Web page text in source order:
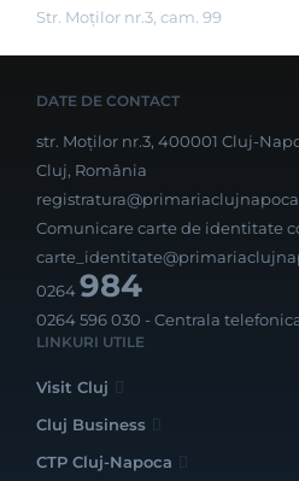
Str. Moţilor nr.3, cam. 99
DATE DE CONTACT
str. Moților nr.3, 400001 Cluj-
Cluj, România
Comunicare carte de identitate
0264984
0264 596 030 - Centrala
LINKURI UTILE
Visit Cluj
Cluj Business
CTP Cluj-Napoca